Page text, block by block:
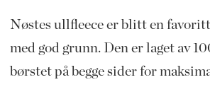
Nøstes ullfleece er blitt en favoritt
med god grunn. Den er laget av
børstet på begge sider for